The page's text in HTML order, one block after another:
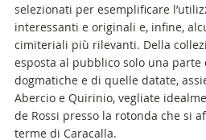
selezionati per esemplificare
interessanti e originali e, infine,
cimiteriali più rilevanti. Della
esposta al pubblico solo una parte
dogmatiche e di quelle datate,
Abercio e Quirinio, vegliate
de Rossi presso la rotonda che si
terme di Caracalla.